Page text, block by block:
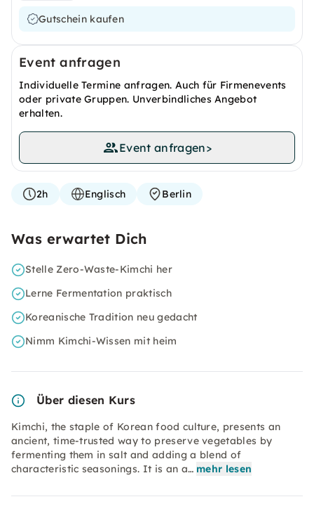
Gutschein kaufen
Event anfragen
Individuelle Termine anfragen. Auch für Firmenevents
oder private Gruppen. Unverbindliches Angebot
erhalten.
Event anfragen>
2h Englisch Berlin
Was erwartet Dich
Stelle Zero-Waste-Kimchi her
Lerne Fermentation praktisch
Koreanische Tradition neu gedacht
Nimm Kimchi-Wissen mit heim
Über diesen Kurs
Kimchi, the staple of Korean food culture, presents an
ancient, time-trusted way to preserve vegetables by
fermenting them in salt and adding a blend of
characteristic seasonings. It is an a… mehr lesen